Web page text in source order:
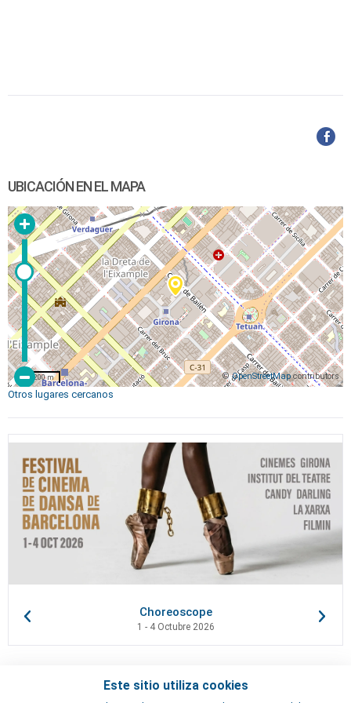
UBICACIÓN EN EL MAPA
©OpenStreetMapcontributors
200 m
Otros lugares cercanos
Choreoscope
1 - 4 Octubre 2026
Este sitio utiliza cookies